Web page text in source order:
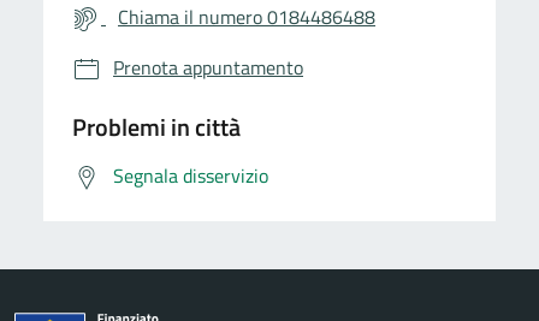
Chiama il numero 0184486488
Prenota appuntamento
Problemi in città
Segnala disservizio